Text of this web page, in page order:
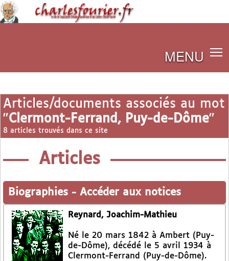
MENU
Articles/documents associés au mot
"Clermont-Ferrand, Puy-de-Dôme"
8 articles trouvés dans ce site
Articles
Biographies - Accéder aux notices
Reynard, Joachim-Mathieu
Né le 20 mars 1842 à Ambert (Puy-
de-Dôme), décédé le 5 avril 1934 à
Clermont-Ferrand (Puy-de-Dôme).